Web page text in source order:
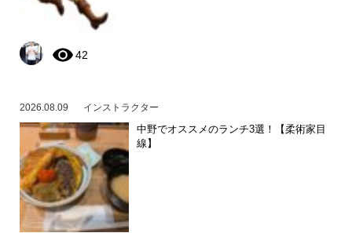
42
2026.08.09 インストラクター
中野でオススメのランチ3選！【柔術家目
線】